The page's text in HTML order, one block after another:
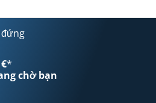
*
chờ bạn